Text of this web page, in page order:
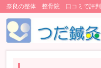
奈良の整体 整骨院 口コミで評判